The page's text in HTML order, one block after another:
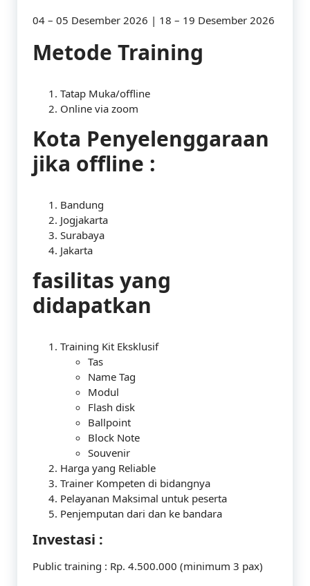
04 – 05 Desember 2026 | 18 – 19 Desember 2026
Metode Training
Tatap Muka/offline
Online via zoom
Kota Penyelenggaraan
jika offline :
Bandung
Jogjakarta
Surabaya
Jakarta
fasilitas yang
didapatkan
Training Kit Eksklusif
Tas
Name Tag
Modul
Flash disk
Ballpoint
Block Note
Souvenir
Harga yang Reliable
Trainer Kompeten di bidangnya
Pelayanan Maksimal untuk peserta
Penjemputan dari dan ke bandara
Investasi :
Public training : Rp. 4.500.000 (minimum 3 pax)